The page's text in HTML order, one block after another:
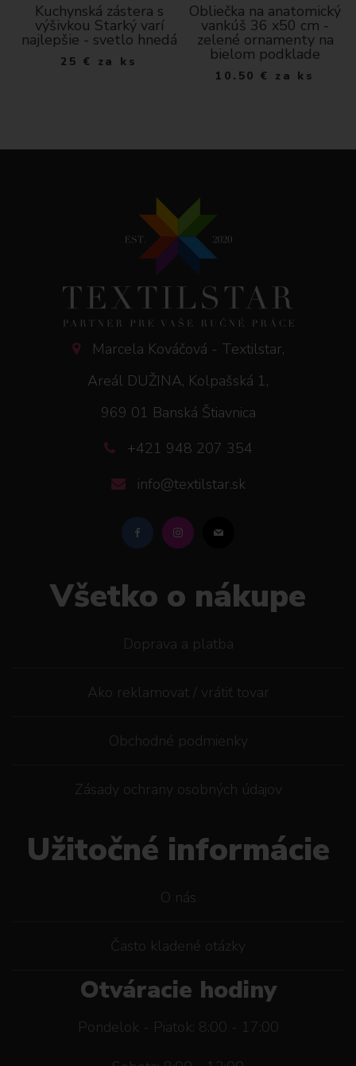
Kuchynská zástera s
výšivkou Starký varí
najlepšie - svetlo hnedá
25 € za ks
Obliečka na anatomický
vankúš 36 x50 cm -
zelené ornamenty na
bielom podklade
10.50 € za ks
Marcela Kováčová - Textilstar,
Areál DUŽINA, Kolpašská 1,
969 01 Banská Štiavnica
+421 948 207 354
info@textilstar.sk
Všetko o nákupe
Doprava a platba
Ako reklamovat / vrátiť tovar
Obchodné podmienky
Zásady ochrany osobných údajov
Užitočné informácie
O nás
Často kladené otázky
Otváracie hodiny
Pondelok - Piatok: 8:00 - 17:00